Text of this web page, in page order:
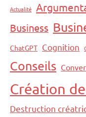
Actualité
Business
ChatGPT Cognition
Conseils
Création
Destruction